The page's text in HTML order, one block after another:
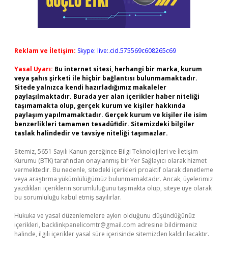
Reklam ve İletişim: Skype: live:.cid.575569c608265c69
Yasal Uyarı: Bu internet sitesi, herhangi bir marka, kurum
veya şahıs şirketi ile hiçbir bağlantısı bulunmamaktadır.
Sitede yalnızca kendi hazırladığımız makaleler
paylaşılmaktadır. Burada yer alan içerikler haber niteliği
taşımamakta olup, gerçek kurum ve kişiler hakkında
paylaşım yapılmamaktadır. Gerçek kurum ve kişiler ile isim
benzerlikleri tamamen tesadüfidir. Sitemizdeki bilgiler
taslak halindedir ve tavsiye niteliği taşımazlar.
Sitemiz, 5651 Sayılı Kanun gereğince Bilgi Teknolojileri ve İletişim
Kurumu (BTK) tarafından onaylanmış bir Yer Sağlayıcı olarak hizmet
vermektedir. Bu nedenle, sitedeki içerikleri proaktif olarak denetleme
veya araştırma yükümlülüğümüz bulunmamaktadır. Ancak, üyelerimiz
yazdıkları içeriklerin sorumluluğunu taşımakta olup, siteye üye olarak
bu sorumluluğu kabul etmiş sayılırlar.
Hukuka ve yasal düzenlemelere aykırı olduğunu düşündüğünüz
içerikleri, backlinkpanelicomtr@gmail.com adresine bildirmeniz
halinde, ilgili içerikler yasal süre içerisinde sitemizden kaldırılacaktır.